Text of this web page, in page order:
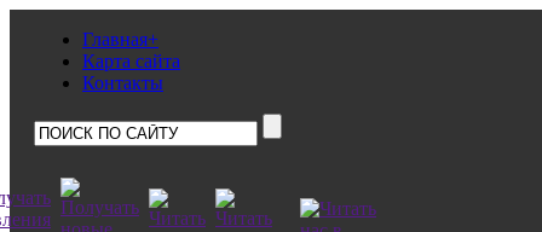
Главная+
Карта сайта
Контакты